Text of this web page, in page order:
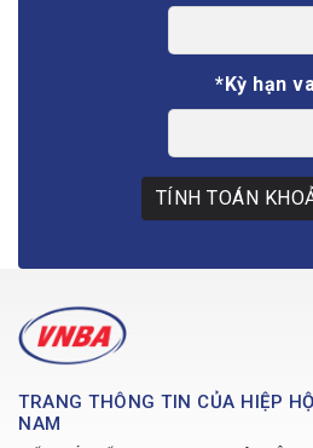
*Kỳ hạn
TÍNH TOÁN
TRANG THÔNG TIN CỦA HIỆP
NAM